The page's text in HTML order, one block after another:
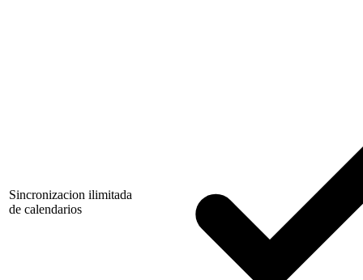
Sincronizacion ilimitada
de calendarios